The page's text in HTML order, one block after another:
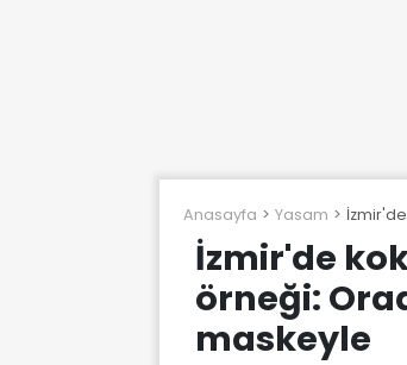
Anasayfa Yasam
İzmir'de
örneği:
maskeyle